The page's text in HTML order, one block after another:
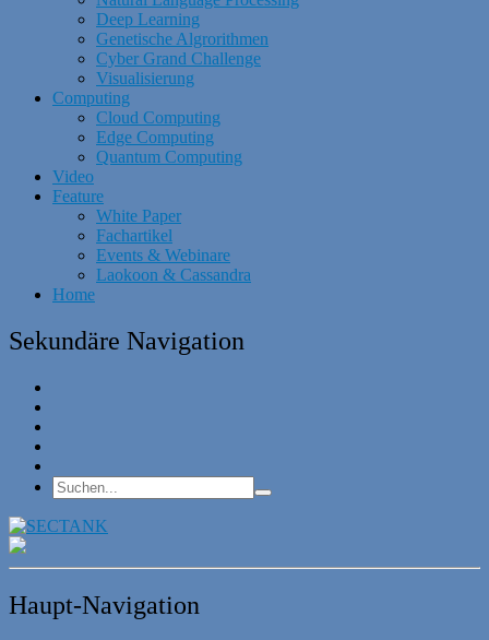
Deep Learning
Genetische Algrorithmen
Cyber Grand Challenge
Visualisierung
Computing
Cloud Computing
Edge Computing
Quantum Computing
Video
Feature
White Paper
Fachartikel
Events & Webinare
Laokoon & Cassandra
Home
Sekundäre Navigation
Haupt-Navigation